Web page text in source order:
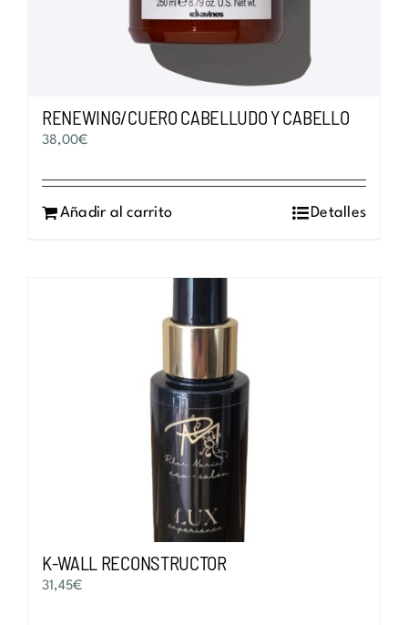
RENEWING/CUERO CABELLUDO Y CABELLO
38,00€
Añadir al carrito Detalles
K-WALL RECONSTRUCTOR
31,45€